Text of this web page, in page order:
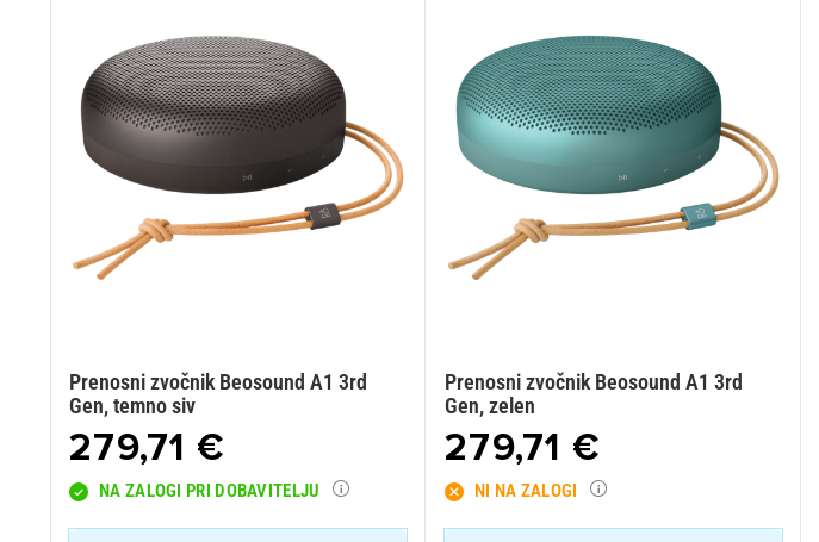
Prenosni zvočnik Beosound A1 3rd
Gen, temno siv
279,71 €
NA ZALOGI PRI DOBAVITELJU
Prenosni zvočnik Beosound A1 3rd
Gen, zelen
279,71 €
NI NA ZALOGI